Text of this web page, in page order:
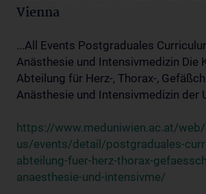
Vienna
...All Events Postgraduales
Anästhesie und Intensivmedizin Die
Abteilung für Herz-, Thorax-,
Anästhesie und Intensivmedizin der
https://www.meduniwien.ac.at/
us/events/detail/postgraduales-
abteilung-fuer-herz-thorax-
anaesthesie-und-intensivme/